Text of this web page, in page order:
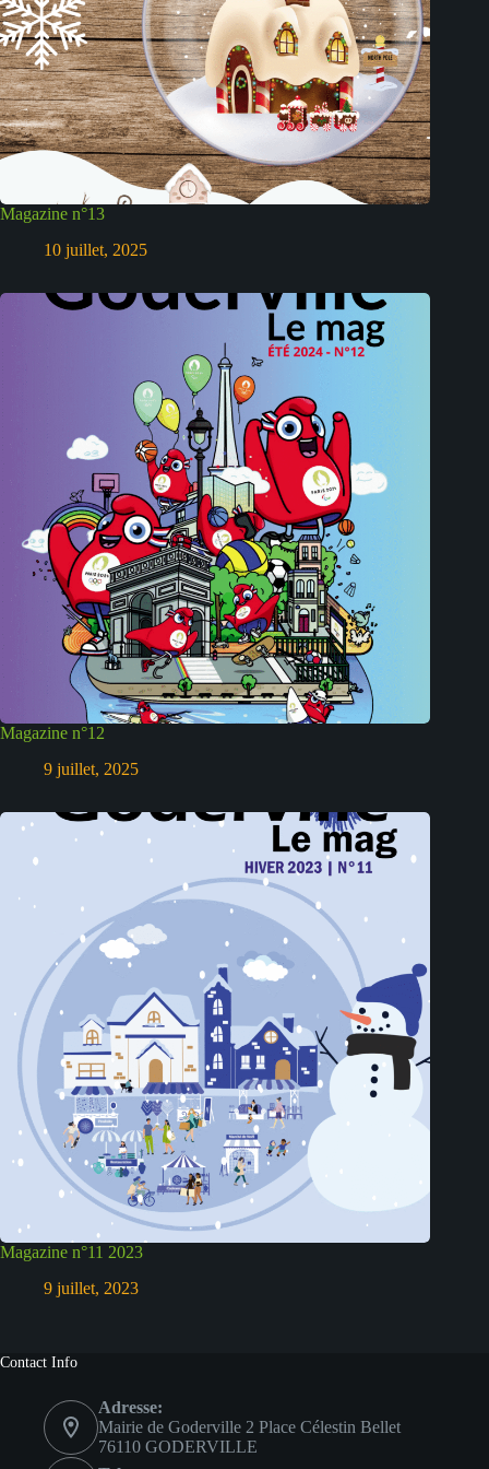
Magazine n°13
10 juillet, 2025
Magazine n°12
9 juillet, 2025
Magazine n°11 2023
9 juillet, 2023
Contact Info
Adresse:
Mairie de Goderville 2 Place Célestin Bellet
76110 GODERVILLE